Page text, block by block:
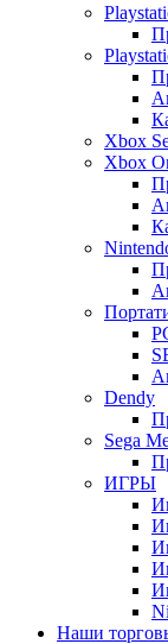
Xbox
Xbox
Dendy
Sega
ИГРЫ
Наши